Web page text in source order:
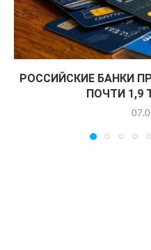
РОССИЙСКИЕ БАНКИ
ПОЧТИ 1,9